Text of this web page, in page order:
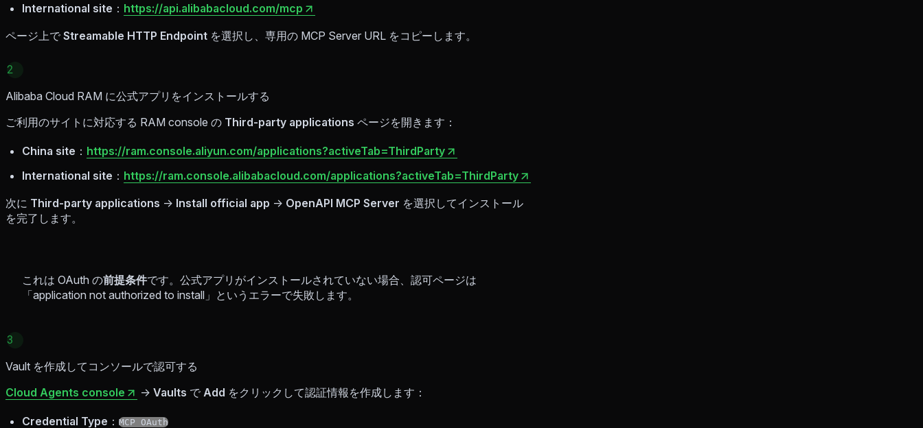
International site ： https://api.alibabacloud.com/mcp
ページ上で Streamable HTTP Endpoint を選択し、専用の MCP Server URL をコピーします。
2
Alibaba Cloud RAM に公式アプリをインストールする
ご利用のサイトに対応する RAM console の Third-party applications ページを開きます：
China site ： https://ram.console.aliyun.com/applications?activeTab=ThirdParty
International site ： https://ram.console.alibabacloud.com/applications?activeTab=ThirdParty
次に Third-party applications → Install official app → OpenAPI MCP Server を選択してインストール
を完了します。
これは OAuth の前提条件です。公式アプリがインストールされていない場合、認可ページは
「application not authorized to install」というエラーで失敗します。
3
Vault を作成してコンソールで認可する
Cloud Agents console
→ Vaults で Add をクリックして認証情報を作成します：
Credential Type ： MCP OAuth